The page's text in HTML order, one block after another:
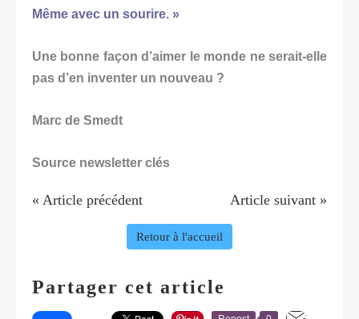
Même avec un sourire. »
Une bonne façon d’aimer le monde ne serait-elle
pas d’en inventer un nouveau ?
Marc de Smedt
Source newsletter clés
« Article précédent Article suivant »
Retour à l'accueil
Partager cet article